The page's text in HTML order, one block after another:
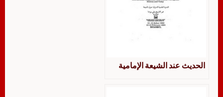
الحديث عند الشيعة الإمامية